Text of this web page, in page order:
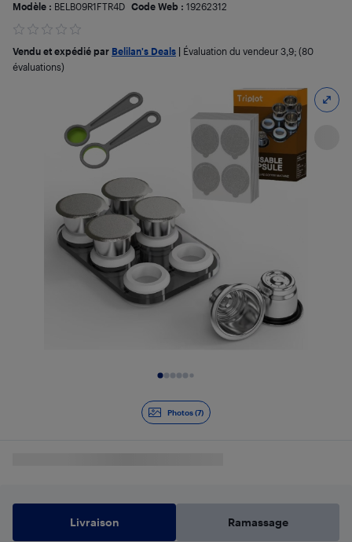
Photos (7)
Modèle : BELB09R1FTR4D Code Web : 19262312
Vendu et expédié par Belilan's Deals Évaluation du vendeur 3,9; (80
évaluations)
Livraison Ramassage